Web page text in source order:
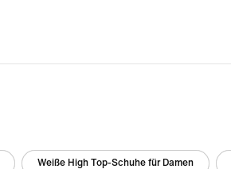
Weiße High Top-Schuhe für Damen